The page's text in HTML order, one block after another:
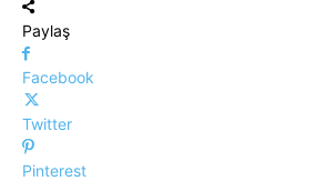
Paylaş
Facebook
Twitter
Pinterest